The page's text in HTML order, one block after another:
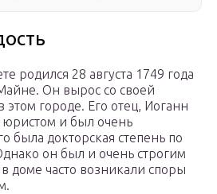
родился 28 августа 1749 года
Он вырос со своей
городе. Его отец, Иоганн
юристом и был очень
была докторская степень по
он был и очень строгим
доме часто возникали споры